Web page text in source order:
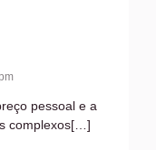
pessoal e a
complexos[…]